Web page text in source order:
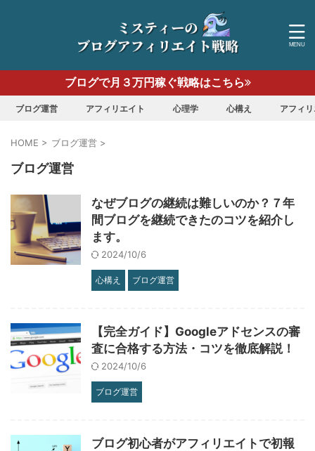
ブログで月３万円稼ぐ戦略はこちら
ブログ運営 アフィリエイト 心理学 心構え アフィ
HOME > ブログ運営 >
ブログ運営
なぜブログの継続は難しいのか？７年
間ブログを継続できたのコツを紹介し
ます。
2024/10/6
心構え ブログ運営
【完全ガイド】Googleアドセンスの審
査に合格する方法・コツを徹底解説！
2024/10/6
ブログ運営
ブログ初心者がアフィリエイトで初報